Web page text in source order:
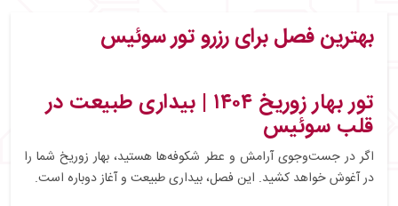
بهترین فصل برای رزرو تور سوئیس
تور بهار زوریخ ۱۴۰۴ | بیداری طبیعت در
قلب سوئیس
اگر در جست‌وجوی آرامش و عطر شکوفه‌ها هستید، بهار زوریخ شما را
در آغوش خواهد کشید. این فصل، بیداری طبیعت و آغاز دوباره است.